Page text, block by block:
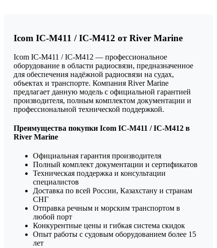
Icom IC-M411 / IC-M412 от River Marine
Icom IC-M411 / IC-M412 — профессиональное
оборудование в области радиосвязи, предназначенное
для обеспечения надёжной радиосвязи на судах,
объектах и транспорте. Компания River Marine
предлагает данную модель с официальной гарантией
производителя, полным комплектом документации и
профессиональной технической поддержкой.
Преимущества покупки Icom IC-M411 / IC-M412 в
River Marine
Официальная гарантия производителя
Полный комплект документации и сертификатов
Техническая поддержка и консультации
специалистов
Доставка по всей России, Казахстану и странам
СНГ
Отправка речным и морским транспортом в
любой порт
Конкурентные цены и гибкая система скидок
Опыт работы с судовым оборудованием более 15
лет